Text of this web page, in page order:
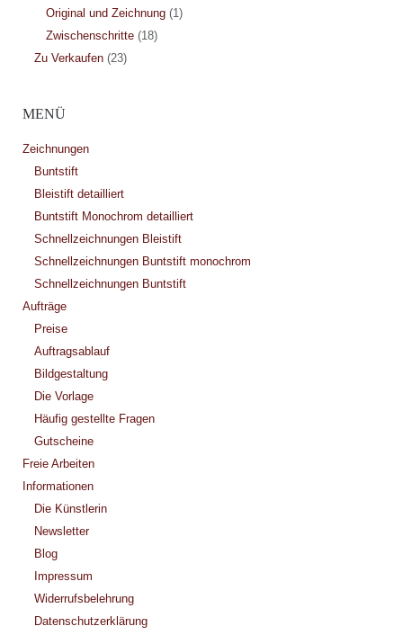
Original und Zeichnung(1)
Zwischenschritte(18)
Zu Verkaufen(23)
MENÜ
Zeichnungen
Buntstift
Bleistift detailliert
Buntstift Monochrom detailliert
Schnellzeichnungen Bleistift
Schnellzeichnungen Buntstift monochrom
Schnellzeichnungen Buntstift
Aufträge
Preise
Auftragsablauf
Bildgestaltung
Die Vorlage
Häufig gestellte Fragen
Gutscheine
Freie Arbeiten
Informationen
Die Künstlerin
Newsletter
Blog
Impressum
Widerrufsbelehrung
Datenschutzerklärung